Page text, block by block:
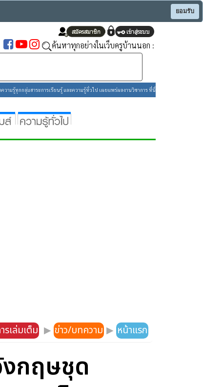
ยอมรับ
ค้นหาทุกอย่างในเว็บครูบ้านนอก :
ามรู้ทุกกลุ่มสาระการเรียนรู้ และความรู้ทั่วไป เผยแพร่ผลงานวิชาการ ที่นี่
รเล่มเต็ม ▶ ข่าว/บทความ ▶ หน้าแรก
กฤษชุด